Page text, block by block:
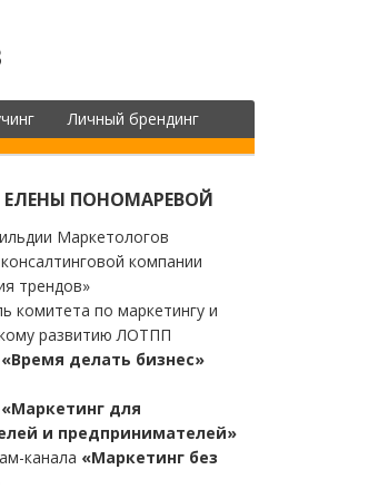
Личный брендинг
ПОНОМАРЕВОЙ
Маркетологов
компании
трендов»
комитета по маркетингу и
развитию ЛОТПП
«Время делать бизнес»
«Маркетинг для
и предпринимателей»
канала «Маркетинг без